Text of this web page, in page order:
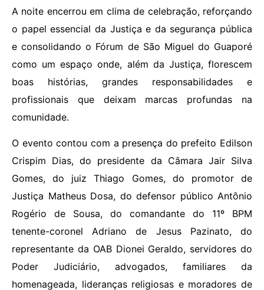
A noite encerrou em clima de celebração, reforçando
o papel essencial da Justiça e da segurança pública
e consolidando o Fórum de São Miguel do Guaporé
como um espaço onde, além da Justiça, florescem
boas histórias, grandes responsabilidades e
profissionais que deixam marcas profundas na
comunidade.
O evento contou com a presença do prefeito Edilson
Crispim Dias, do presidente da Câmara Jair Silva
Gomes, do juiz Thiago Gomes, do promotor de
Justiça Matheus Dosa, do defensor público Antônio
Rogério de Sousa, do comandante do 11º BPM
tenente-coronel Adriano de Jesus Pazinato, do
representante da OAB Dionei Geraldo, servidores do
Poder Judiciário, advogados, familiares da
homenageada, lideranças religiosas e moradores de